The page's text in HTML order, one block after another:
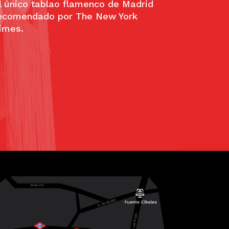
único tablao flamenco de Madrid
por The New York